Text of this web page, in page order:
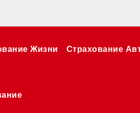
Жизни Страхование